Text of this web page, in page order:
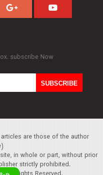
subscribe Now
are those of the author
in whole or part, without prior
strictly prohibited.